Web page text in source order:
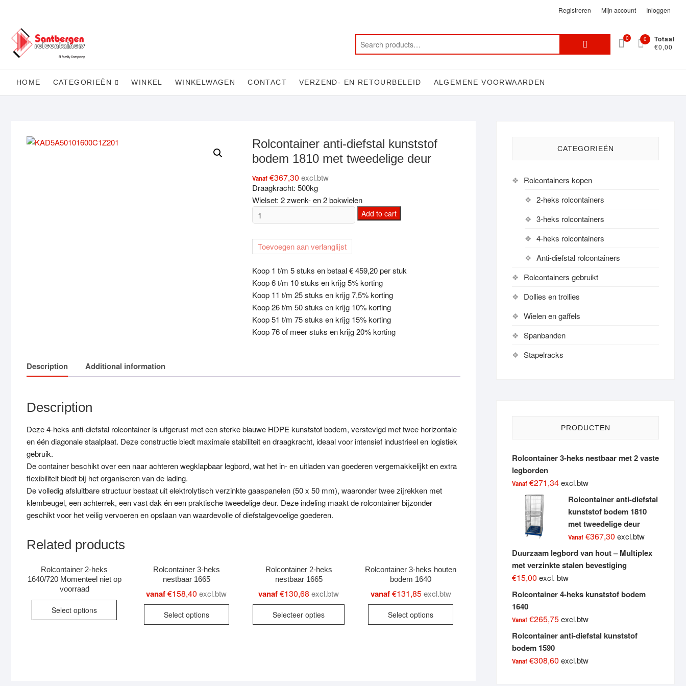
inhoud
Registreren Mijn account Inloggen
Search
0 Totaal
€0,00
0
HOME CATEGORIEËN WINKEL WINKELWAGEN CONTACT VERZEND- EN RETOURBELEID ALGEMENE VOORWAARDEN
Rolcontainer anti-diefstal kunststof
bodem 1810 met tweedelige deur
Vanaf €367,30 excl.btw
Draagkracht: 500kg
Wielset: 2 zwenk- en 2 bokwielen
Rolcontainer
anti-
kunststof
1810
met
tweedelige
deur
quantity
Add to cart
Toevoegen aan verlanglijst
Koop 1 t/m 5 stuks en betaal € 459,20 per stuk
Koop 6 t/m 10 stuks en krijg 5% korting
Koop 11 t/m 25 stuks en krijg 7,5% korting
Koop 26 t/m 50 stuks en krijg 10% korting
Koop 51 t/m 75 stuks en krijg 15% korting
Koop 76 of meer stuks en krijg 20% korting
Description Additional information
Description
Deze 4-heks anti-diefstal rolcontainer is uitgerust met een sterke blauwe HDPE kunststof bodem, verstevigd met twee horizontale
en één diagonale staalplaat. Deze constructie biedt maximale stabiliteit en draagkracht, ideaal voor intensief industrieel en logistiek
gebruik.
De container beschikt over een naar achteren wegklapbaar legbord, wat het in- en uitladen van goederen vergemakkelijkt en extra
flexibiliteit biedt bij het organiseren van de lading.
De volledig afsluitbare structuur bestaat uit elektrolytisch verzinkte gaaspanelen (50 x 50 mm), waaronder twee zijrekken met
klembeugel, een achterrek, een vast dak én een praktische tweedelige deur. Deze indeling maakt de rolcontainer bijzonder
geschikt voor het veilig vervoeren en opslaan van waardevolle of diefstalgevoelige goederen.
Related products
Rolcontainer 2-heks
1640/720 Momenteel niet op
voorraad
Select options
This
Rolcontainer 3-heks
nestbaar 1665
vanaf €158,40 excl.btw
Select options
This
Rolcontainer 2-heks
nestbaar 1665
vanaf€130,68 excl.btw
Selecteer opties
This
Rolcontainer 3-heks houten
bodem 1640
vanaf€131,85excl.btw
Select options
This
CATEGORIEËN
Rolcontainers kopen
2-heks rolcontainers
3-heks rolcontainers
4-heks rolcontainers
Anti-diefstal rolcontainers
Rolcontainers gebruikt
Dollies en trollies
Wielen en gaffels
Spanbanden
Stapelracks
PRODUCTEN
Rolcontainer 3-heks nestbaar met 2 vaste
legborden
Vanaf €271,34excl.btw
Rolcontainer anti-diefstal
kunststof bodem 1810
met tweedelige deur
Vanaf €367,30 excl.btw
Duurzaam legbord van hout – Multiplex
met verzinkte stalen bevestiging
€15,00 excl. btw
Rolcontainer 4-heks kunststof bodem
1640
Vanaf €265,75excl.btw
Rolcontainer anti-diefstal kunststof
bodem 1590
Vanaf €308,60 excl.btw